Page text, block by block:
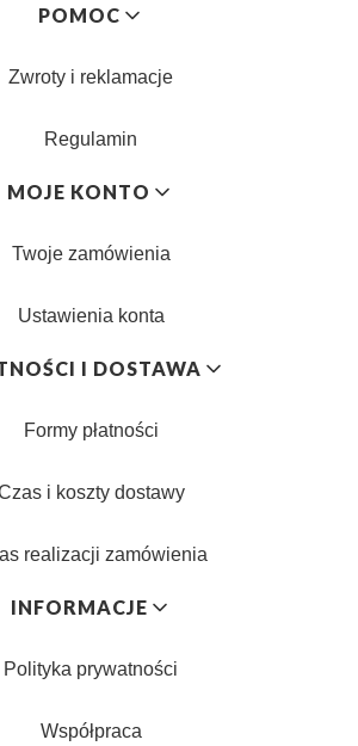
POMOC
Zwroty i reklamacje
Regulamin
MOJE KONTO
Twoje zamówienia
Ustawienia konta
I DOSTAWA
Formy płatności
i koszty dostawy
realizacji zamówienia
INFORMACJE
Polityka prywatności
Współpraca